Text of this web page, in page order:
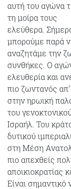
αυτή του αγώνα
τη μοίρα τους
ελεύθερα.
μπορούμε παρά
αναζητάμε την
συνθήκες. Ο
ελευθερία και
πιο ζωντανός απ’
στην ηρωική
του
Ισραήλ. Του
δυτικού
στη Μέση
πιο απεχθείς
αποικιοκρατίας
Είναι σημαντικό